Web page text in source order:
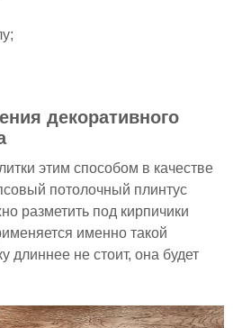
декоративного
этим способом в качестве
потолочный плинтус
разметить под кирпичики
именно такой
длиннее не стоит, она будет